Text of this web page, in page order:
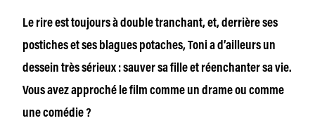
Le rire est toujours à double tranchant, et, derrière ses
postiches et ses blagues potaches, Toni a d’ailleurs un
dessein très sérieux : sauver sa fille et réenchanter sa vie.
Vous avez approché le film comme un drame ou comme
une comédie ?